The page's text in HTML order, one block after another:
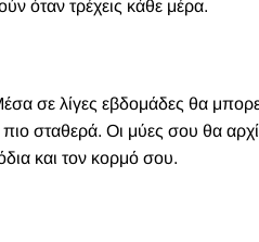
όταν τρέχεις κάθε μέρα.
σε λίγες εβδομάδες θα
σταθερά. Οι μύες σου θα
και τον κορμό σου.